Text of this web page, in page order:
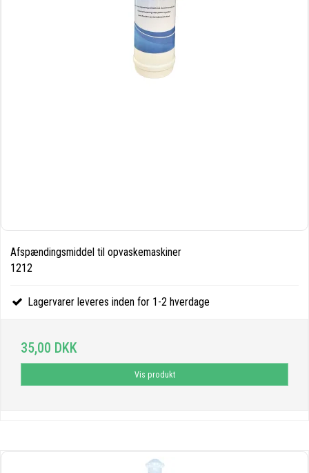
Afspændingsmiddel til opvaskemaskiner
1212
Lagervarer leveres inden for 1-2 hverdage
35,00 DKK
Vis produkt